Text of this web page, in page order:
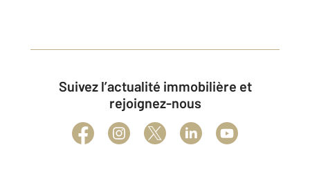
Suivez l’actualité immobilière et
rejoignez-nous